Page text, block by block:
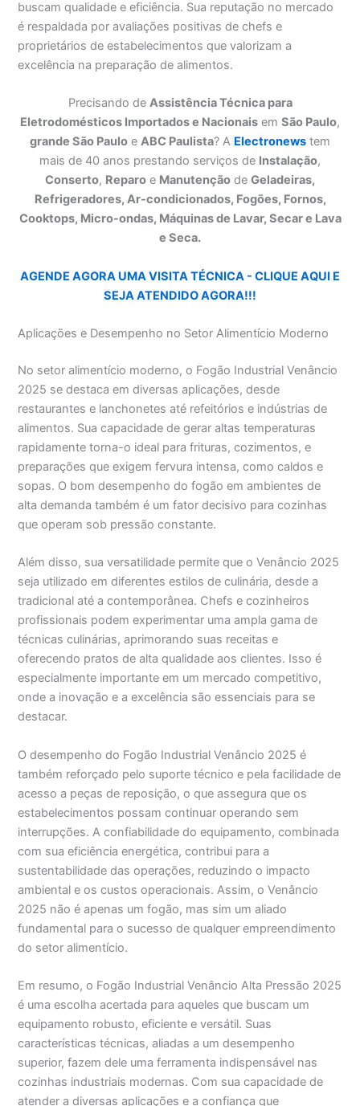
buscam qualidade e eficiência. Sua reputação no mercado
é respaldada por avaliações positivas de chefs e
proprietários de estabelecimentos que valorizam a
excelência na preparação de alimentos.
Precisando de Assistência Técnica para
Eletrodomésticos Importados e Nacionais em São Paulo,
grande São Paulo e ABC Paulista? A Electronews tem
mais de 40 anos prestando serviços de Instalação,
Conserto, Reparo e Manutenção de Geladeiras,
Refrigeradores, Ar-condicionados, Fogões, Fornos,
Cooktops, Micro-ondas, Máquinas de Lavar, Secar e Lava
e Seca.
AGENDE AGORA UMA VISITA TÉCNICA - CLIQUE AQUI E
SEJA ATENDIDO AGORA!!!
Aplicações e Desempenho no Setor Alimentício Moderno
No setor alimentício moderno, o Fogão Industrial Venâncio
2025 se destaca em diversas aplicações, desde
restaurantes e lanchonetes até refeitórios e indústrias de
alimentos. Sua capacidade de gerar altas temperaturas
rapidamente torna-o ideal para frituras, cozimentos, e
preparações que exigem fervura intensa, como caldos e
sopas. O bom desempenho do fogão em ambientes de
alta demanda também é um fator decisivo para cozinhas
que operam sob pressão constante.
Além disso, sua versatilidade permite que o Venâncio 2025
seja utilizado em diferentes estilos de culinária, desde a
tradicional até a contemporânea. Chefs e cozinheiros
profissionais podem experimentar uma ampla gama de
técnicas culinárias, aprimorando suas receitas e
oferecendo pratos de alta qualidade aos clientes. Isso é
especialmente importante em um mercado competitivo,
onde a inovação e a excelência são essenciais para se
destacar.
O desempenho do Fogão Industrial Venâncio 2025 é
também reforçado pelo suporte técnico e pela facilidade de
acesso a peças de reposição, o que assegura que os
estabelecimentos possam continuar operando sem
interrupções. A confiabilidade do equipamento, combinada
com sua eficiência energética, contribui para a
sustentabilidade das operações, reduzindo o impacto
ambiental e os custos operacionais. Assim, o Venâncio
2025 não é apenas um fogão, mas sim um aliado
fundamental para o sucesso de qualquer empreendimento
do setor alimentício.
Em resumo, o Fogão Industrial Venâncio Alta Pressão 2025
é uma escolha acertada para aqueles que buscam um
equipamento robusto, eficiente e versátil. Suas
características técnicas, aliadas a um desempenho
superior, fazem dele uma ferramenta indispensável nas
cozinhas industriais modernas. Com sua capacidade de
atender a diversas aplicações e a confiança que